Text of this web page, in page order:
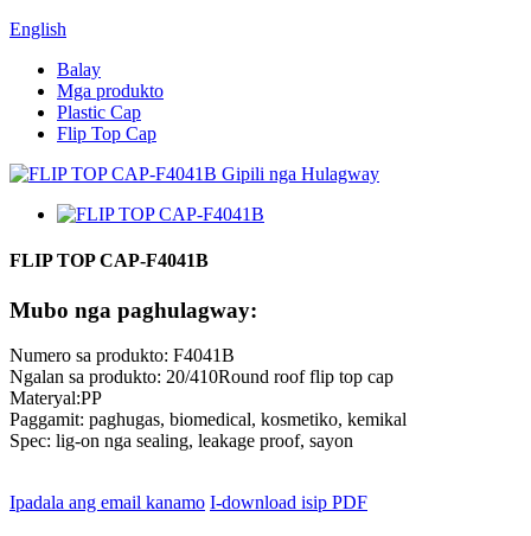
English
Balay
Mga produkto
Plastic Cap
Flip Top Cap
FLIP TOP CAP-F4041B
Mubo nga paghulagway:
Numero sa produkto: F4041B
Ngalan sa produkto: 20/410Round roof flip top cap
Materyal:PP
Paggamit: paghugas, biomedical, kosmetiko, kemikal
Spec: lig-on nga sealing, leakage proof, sayon
Ipadala ang email kanamo I-download isip PDF